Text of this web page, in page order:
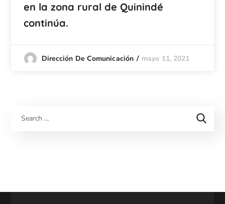
en la zona rural de Quinindé
continúa.
Dirección De Comunicación mayo 11, 2021